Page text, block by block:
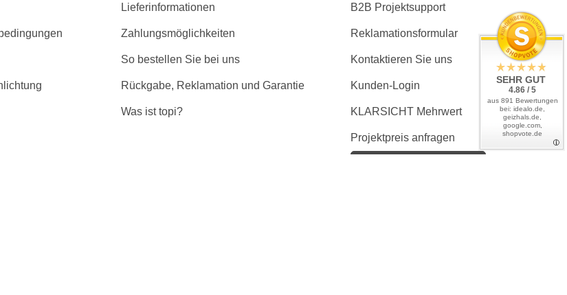
Lieferinformationen
Zahlungsmöglichkeiten
So bestellen Sie bei uns
Rückgabe, Reklamation und Garantie
Was ist topi?
B2B Projektsupport
Reklamationsformular
Kontaktieren Sie uns
Kunden-Login
KLARSICHT Mehrwert
Projektpreis anfragen
SEHR GUT
4.86 / 5
aus 891 Bewertungen
bei: idealo.de,
geizhals.de,
google.com,
shopvote.de